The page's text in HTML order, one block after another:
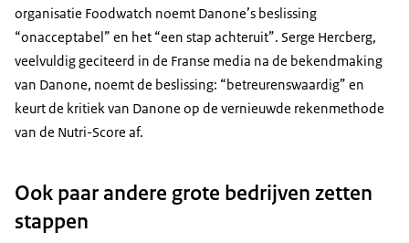
organisatie Foodwatch noemt Danone’s beslissing
“onacceptabel” en het “een stap achteruit”. Serge Hercberg,
veelvuldig geciteerd in de Franse media na de bekendmaking
van Danone, noemt de beslissing: “betreurenswaardig” en
keurt de kritiek van Danone op de vernieuwde rekenmethode
van de Nutri-Score af.
Ook paar andere grote bedrijven zetten
stappen